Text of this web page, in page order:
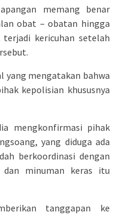
memang benar
obat – obatan hingga
kericuhan setelah
yang mengatakan bahwa
kepolisian khususnya
mengkonfirmasi pihak
yang diduga ada
berkoordinasi dengan
dan minuman keras itu
tanggapan ke